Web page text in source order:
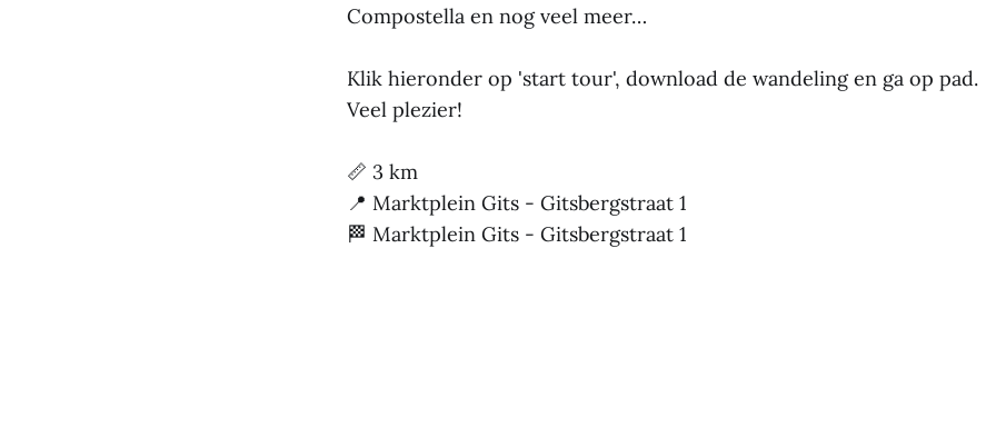
Compostella en nog veel meer…
Klik hieronder op 'start tour', download de wandeling en ga op pad.
Veel plezier!
📏 3 km
📍 Marktplein Gits - Gitsbergstraat 1
🏁 Marktplein Gits - Gitsbergstraat 1